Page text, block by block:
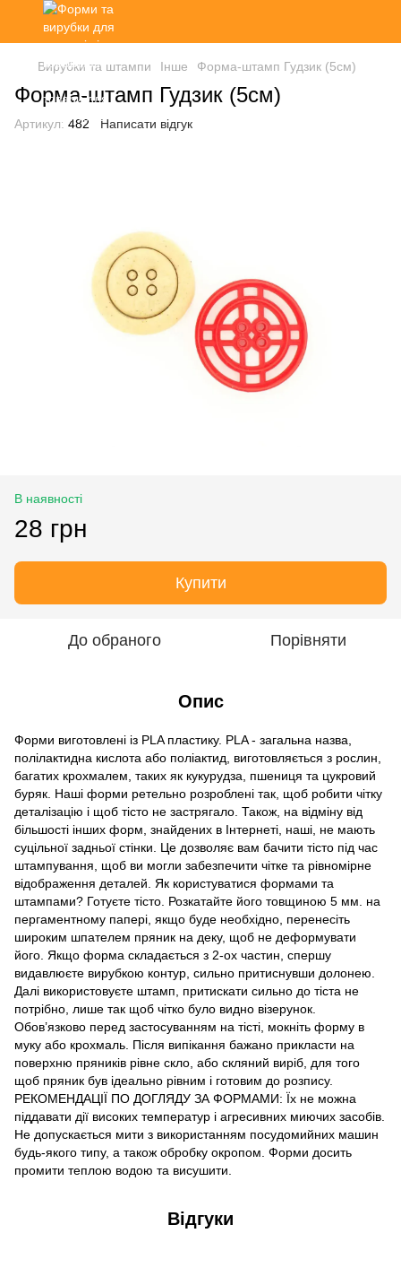
Вирубки та штампи Інше Форма-штамп Гудзик (5см)
Форма-штамп Гудзик (5см)
Артикул: 482 Написати відгук
В наявності
28 грн
Купити
До обраного Порівняти
Опис
Форми виготовлені із PLA пластику. PLA - загальна назва,
полілактидна кислота або поліактид, виготовляється з рослин,
багатих крохмалем, таких як кукурудза, пшениця та цукровий
буряк. Наші форми ретельно розроблені так, щоб робити чітку
деталізацію і щоб тісто не застрягало. Також, на відміну від
більшості інших форм, знайдених в Інтернеті, наші, не мають
суцільної задньої стінки. Це дозволяє вам бачити тісто під час
штампування, щоб ви могли забезпечити чітке та рівномірне
відображення деталей. Як користуватися формами та
штампами? Готуєте тісто. Розкатайте його товщиною 5 мм. на
пергаментному папері, якщо буде необхідно, перенесіть
широким шпателем пряник на деку, щоб не деформувати
його. Якщо форма складається з 2-ох частин, спершу
видавлюєте вирубкою контур, сильно притиснувши долонею.
Далі використовуєте штамп, притискати сильно до тіста не
потрібно, лише так щоб чітко було видно візерунок.
Обов’язково перед застосуванням на тісті, мокніть форму в
муку або крохмаль. Після випікання бажано прикласти на
поверхню пряників рівне скло, або скляний виріб, для того
щоб пряник був ідеально рівним і готовим до розпису.
РЕКОМЕНДАЦІЇ ПО ДОГЛЯДУ ЗА ФОРМАМИ: Їх не можна
піддавати дії високих температур і агресивних миючих засобів.
Не допускається мити з використанням посудомийних машин
будь-якого типу, а також обробку окропом. Форми досить
промити теплою водою та висушити.
Відгуки